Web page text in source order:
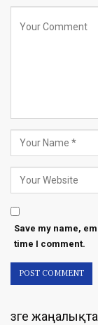
Save my name,
time I comment.
Өзге